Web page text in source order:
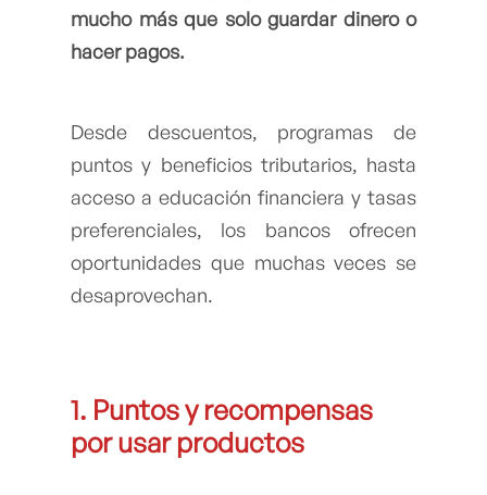
mucho más que solo guardar dinero o
hacer pagos.
Desde descuentos, programas de
puntos y beneficios tributarios, hasta
acceso a educación financiera y tasas
preferenciales, los bancos ofrecen
oportunidades que muchas veces se
desaprovechan.
1. Puntos y recompensas
por usar productos